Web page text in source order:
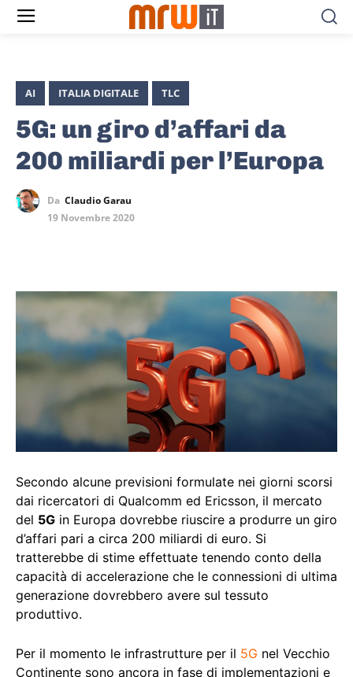
AI ITALIA DIGITALE TLC
5G: un giro d’affari da
200 miliardi per l’Europa
Da Claudio Garau
19 Novembre 2020
Secondo alcune previsioni formulate nei giorni scorsi
dai ricercatori di Qualcomm ed Ericsson, il mercato
del 5G in Europa dovrebbe riuscire a produrre un giro
d’affari pari a circa 200 miliardi di euro. Si
tratterebbe di stime effettuate tenendo conto della
capacità di accelerazione che le connessioni di ultima
generazione dovrebbero avere sul tessuto
produttivo.
Per il momento le infrastrutture per il 5G nel Vecchio
Continente sono ancora in fase di implementazioni e